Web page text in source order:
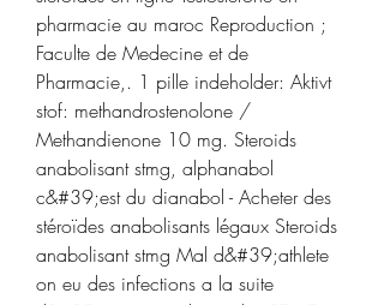
pharmacie au maroc Reproduction ;
Faculte de Medecine et de
Pharmacie,. 1 pille indeholder: Aktivt
stof: methandrostenolone /
Methandienone 10 mg. Steroids
anabolisant stmg, alphanabol
c&#39;est du dianabol - Acheter des
stéroïdes anabolisants légaux Steroids
anabolisant stmg Mal d&#39;athlete
on eu des infections a la suite